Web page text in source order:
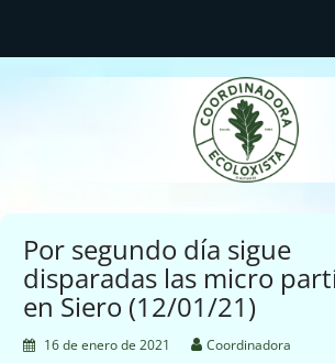
Coordinadora
d'Asturies
Por segundo día sigue
disparadas las micro
en Siero (12/01/21)
16 de enero de 2021 Coordinadora